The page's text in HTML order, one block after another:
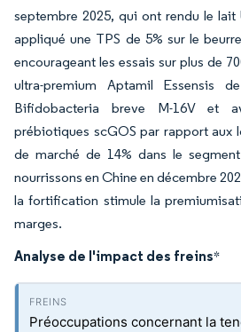
septembre 2025, qui ont rendu le lait
appliqué une TPS de 5% sur le
encourageant les essais sur plus de
ultra-premium Aptamil Essensis
Bifidobacteria breve M-16V et
prébiotiques scGOS par rapport aux
de marché de 14% dans le
nourrissons en Chine en décembre
la fortification stimule la
marges.
Analyse de l'impact des freins*
Préoccupations concernant la